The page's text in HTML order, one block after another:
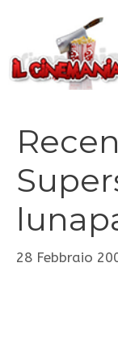
contenuto
28 Febbraio